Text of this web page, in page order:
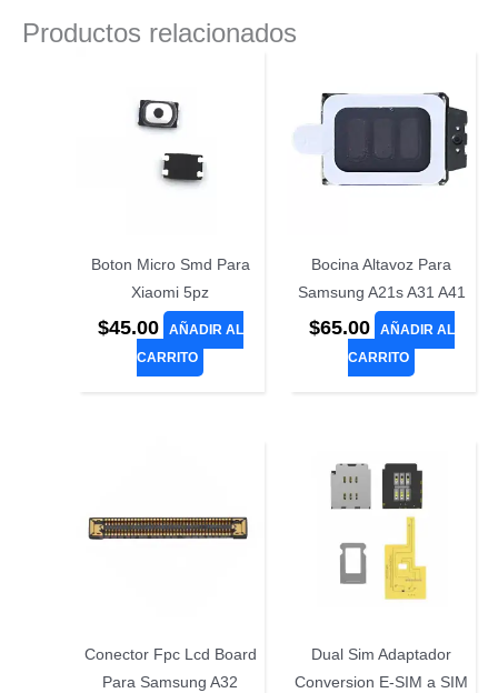
Productos relacionados
Boton Micro Smd Para
Xiaomi 5pz
$45.00
AÑADIR AL
CARRITO
Bocina Altavoz Para
Samsung A21s A31 A41
$65.00
AÑADIR AL
CARRITO
Conector Fpc Lcd Board
Para Samsung A32
Dual Sim Adaptador
Conversion E-SIM a SIM